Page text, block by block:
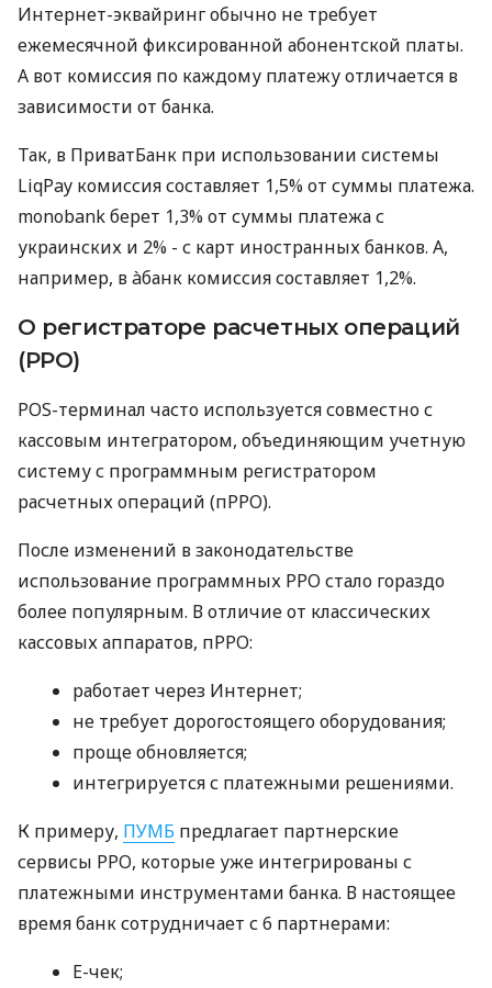
Интернет-эквайринг обычно не требует
ежемесячной фиксированной абонентской платы.
А вот комиссия по каждому платежу отличается в
зависимости от банка.
Так, в ПриватБанк при использовании системы
LiqPay комиссия составляет 1,5% от суммы платежа.
monobank берет 1,3% от суммы платежа с
украинских и 2% - с карт иностранных банков. А,
например, в àбанк комиссия составляет 1,2%.
О регистраторе расчетных операций
(РРО)
POS-терминал часто используется совместно с
кассовым интегратором, объединяющим учетную
систему с программным регистратором
расчетных операций (пРРО).
После изменений в законодательстве
использование программных РРО стало гораздо
более популярным. В отличие от классических
кассовых аппаратов, пРРО:
работает через Интернет;
не требует дорогостоящего оборудования;
проще обновляется;
интегрируется с платежными решениями.
К примеру, ПУМБ предлагает партнерские
сервисы РРО, которые уже интегрированы с
платежными инструментами банка. В настоящее
время банк сотрудничает с 6 партнерами:
E-чек;